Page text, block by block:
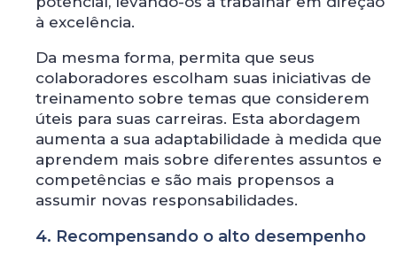
à excelência.
Da mesma forma, permita que seus
colaboradores escolham suas iniciativas de
treinamento sobre temas que considerem
úteis para suas carreiras. Esta abordagem
aumenta a sua adaptabilidade à medida que
aprendem mais sobre diferentes assuntos e
competências e são mais propensos a
assumir novas responsabilidades.
4. Recompensando o alto desempenho